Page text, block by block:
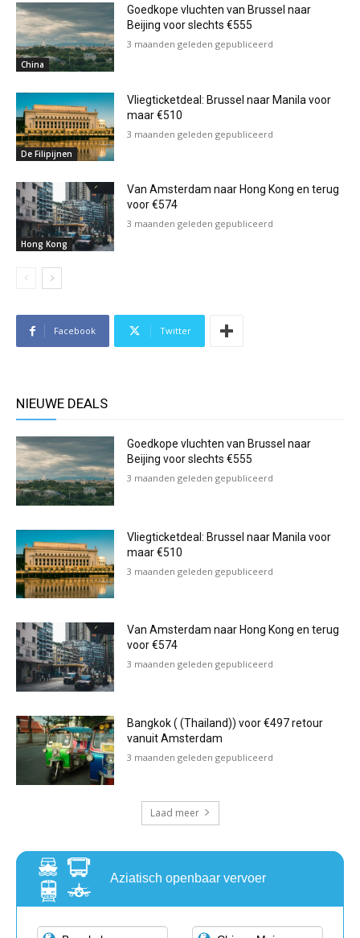
China
Goedkope vluchten van Brussel naar
Beijing voor slechts €555
3 maanden geleden gepubliceerd
De Filipijnen
Vliegticketdeal: Brussel naar Manila voor
maar €510
3 maanden geleden gepubliceerd
Hong Kong
Van Amsterdam naar Hong Kong en terug
voor €574
3 maanden geleden gepubliceerd
Facebook Twitter
NIEUWE DEALS
Goedkope vluchten van Brussel naar
Beijing voor slechts €555
3 maanden geleden gepubliceerd
Vliegticketdeal: Brussel naar Manila voor
maar €510
3 maanden geleden gepubliceerd
Van Amsterdam naar Hong Kong en terug
voor €574
3 maanden geleden gepubliceerd
Bangkok ( (Thailand)) voor €497 retour
vanuit Amsterdam
3 maanden geleden gepubliceerd
Laad meer
Aziatisch openbaar vervoer